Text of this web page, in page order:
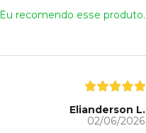
Eu recomendo esse produto.
Elianderson L.
02/06/2026